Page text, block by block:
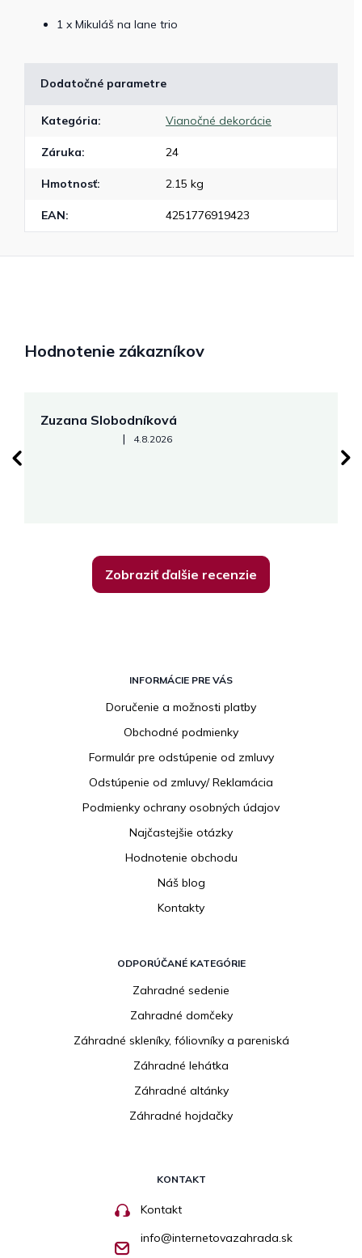
1 x Mikuláš na lane trio
Dodatočné parametre
Kategória: Vianočné dekorácie
Záruka: 24
Hmotnosť: 2.15 kg
EAN: 4251776919423
Hodnotenie zákazníkov
Zuzana Slobodníková
Hodnotenie obchodu je 5 z 5 hviezdičiek.
| 4.8.2026
Zobraziť ďalšie recenzie
INFORMÁCIE PRE VÁS
Doručenie a možnosti platby
Obchodné podmienky
Formulár pre odstúpenie od zmluvy
Odstúpenie od zmluvy/ Reklamácia
Podmienky ochrany osobných údajov
Najčastejšie otázky
Hodnotenie obchodu
Náš blog
Kontakty
ODPORÚČANÉ KATEGÓRIE
Zahradné sedenie
Zahradné domčeky
Záhradné skleníky, fóliovníky a pareniská
Záhradné lehátka
Záhradné altánky
Záhradné hojdačky
KONTAKT
Kontakt
info@internetovazahrada.sk